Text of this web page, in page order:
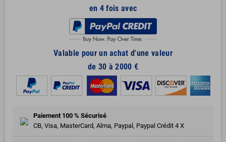
en 4 fois avec
Valable pour un achat d'une valeur
de 30 à 2000 €
Paiement 100 % Sécurisé
CB, Visa, MasterCard, Alma, Paypal, Paypal Crédit 4 X